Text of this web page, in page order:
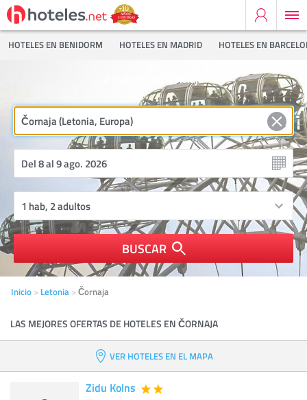
HOTELES EN BENIDORM HOTELES EN MADRID HOTELES EN
Hoteles en Čornaja
BUSCAR
Inicio Letonia Čornaja
LAS MEJORES OFERTAS DE HOTELES EN ČORNAJA
VER HOTELES EN EL MAPA
Zidu Kolns